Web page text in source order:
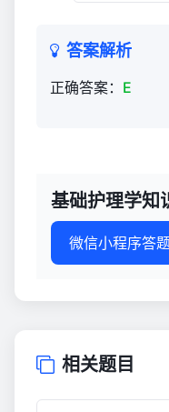
答案解析
正确答案： E
基础护理学知
微信小程序答
相关题目